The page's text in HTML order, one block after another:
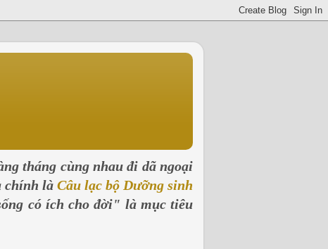
tháng cùng nhau đi dã ngoại
chính là Câu lạc bộ Dưỡng sinh
có ích cho đời" là mục tiêu